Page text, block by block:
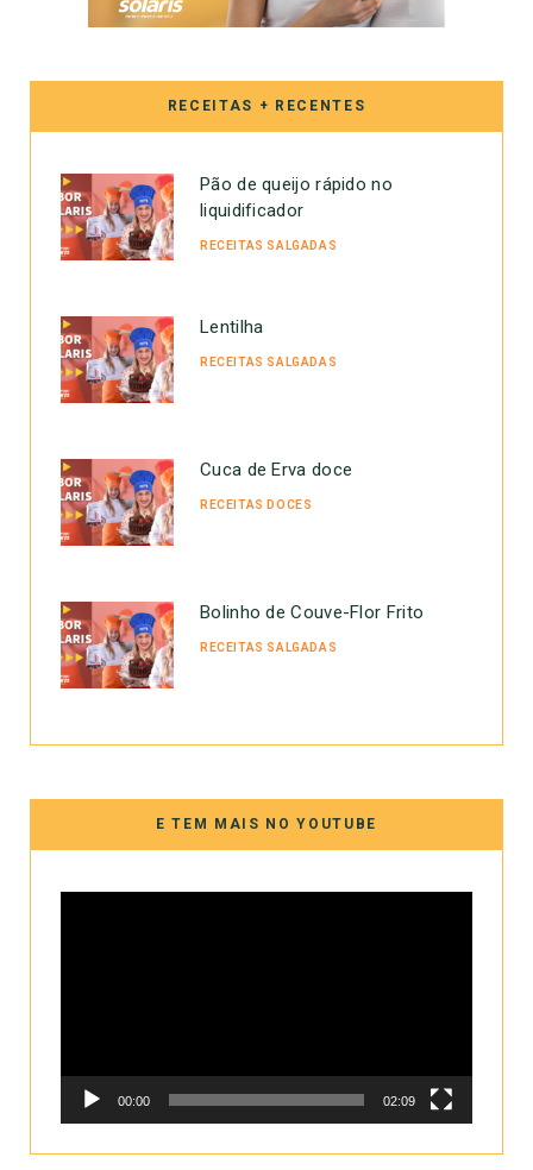
RECEITAS + RECENTES
Pão de queijo rápido no
liquidificador
RECEITAS SALGADAS
Lentilha
RECEITAS SALGADAS
Cuca de Erva doce
RECEITAS DOCES
Bolinho de Couve-Flor Frito
RECEITAS SALGADAS
E TEM MAIS NO YOUTUBE
00:00 02:09